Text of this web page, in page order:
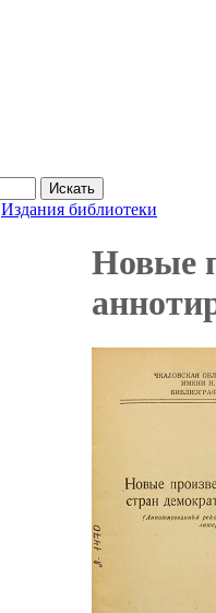
Искать
Издания библиотеки
Новые